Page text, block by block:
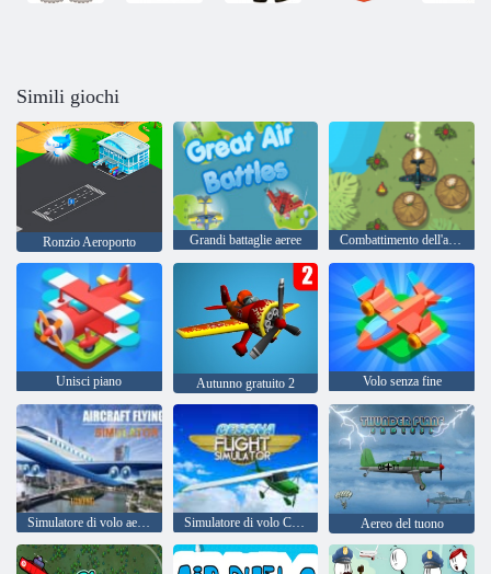
Simili giochi
Ronzio Aeroporto Grandi battaglie aeree Combattimento dell'aeronautica
Unisci piano Autunno gratuito 2 Volo senza fine
Simulatore di volo aereo Simulatore di volo Cessna Aereo del tuono